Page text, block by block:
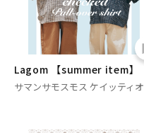
Lagom 【summer item】
サマンサモスモス ケイッティオ